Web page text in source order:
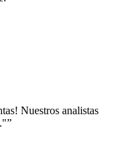
Nuestros analistas
”